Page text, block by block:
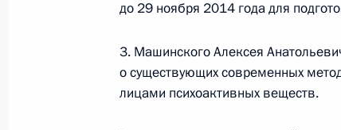
в Приёмной Президента
до 29 ноября 2014 года для
3. Машинского Алексея
о существующих современных
лицами психоактивных веществ.